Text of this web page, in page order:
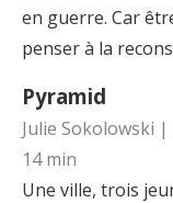
en guerre. Car
penser à la
Pyramid
Julie Sokolowski
14 min
Une ville, trois